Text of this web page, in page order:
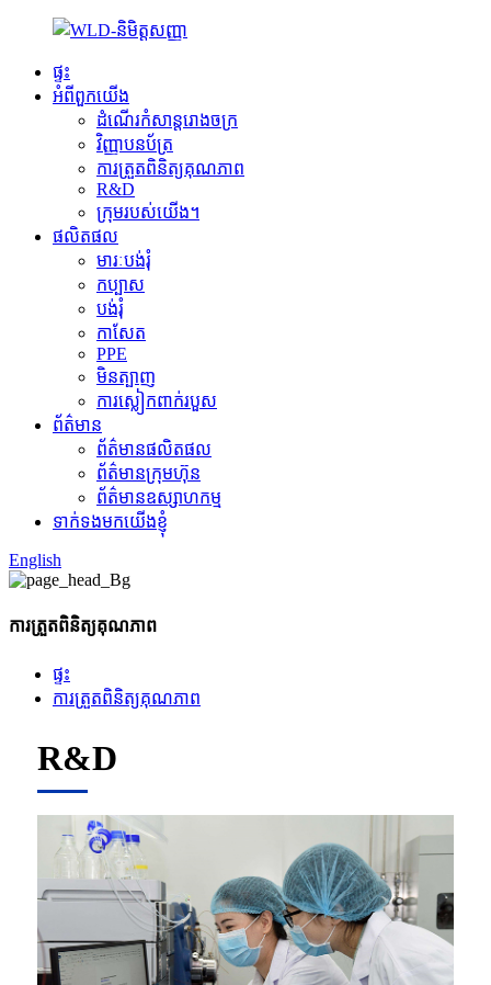
ផ្ទះ
អំពីពួកយើង
ដំណើរកំសាន្តរោងចក្រ
វិញ្ញាបនប័ត្រ
ការត្រួតពិនិត្យគុណភាព
R&D
ក្រុមរបស់យើង។
ផលិតផល
មារៈបង់រុំ
កប្បាស
បង់រុំ
កាសែត
PPE
មិនត្បាញ
ការស្លៀកពាក់របួស
ព័ត៌មាន
ព័ត៌មានផលិតផល
ព័ត៌មានក្រុមហ៊ុន
ព័ត៌មានឧស្សាហកម្ម
ទាក់ទងមកយើងខ្ញុំ
English
ការត្រួតពិនិត្យគុណភាព
ផ្ទះ
ការត្រួតពិនិត្យគុណភាព
R&D